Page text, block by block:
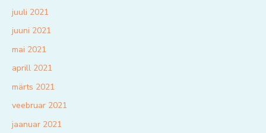
juuli 2021
juuni 2021
mai 2021
aprill 2021
märts 2021
veebruar 2021
jaanuar 2021